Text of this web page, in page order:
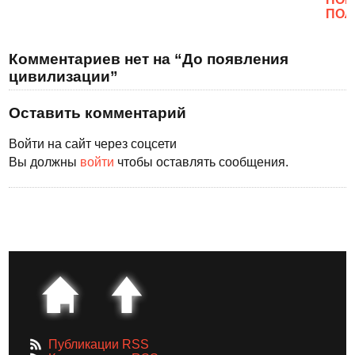
Комментариев нет на “До появления
цивилизации”
Оставить комментарий
Войти на сайт через соцсети
Вы должны войти чтобы оставлять сообщения.
Публикации RSS